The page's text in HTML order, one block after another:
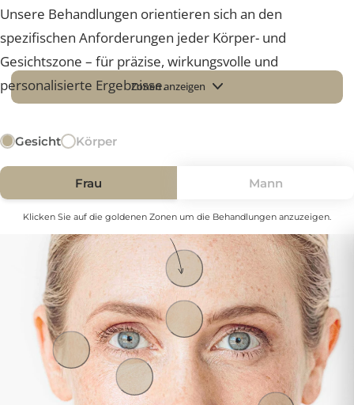
BEHANDLUNGEN
spezifischen Anforderungen jeder Körper- und
Gesichtszone – für präzise, wirkungsvolle und
personalisierte Ergebnisse.
Gesicht Körper
Frau Mann
Klicken Sie auf die goldenen Zonen um die Behandlungen anzuzeigen.